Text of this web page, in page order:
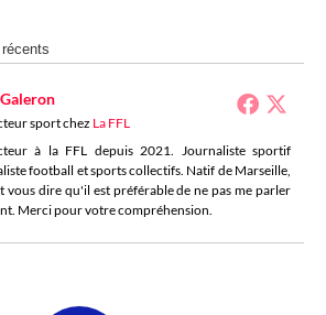
sportchez La FFL
à la FFL depuis 2021. Journaliste sportif
football et sports collectifs. Natif de Marseille,
vous dire qu'il est préférable de ne pas me parler
Merci pour votre compréhension.